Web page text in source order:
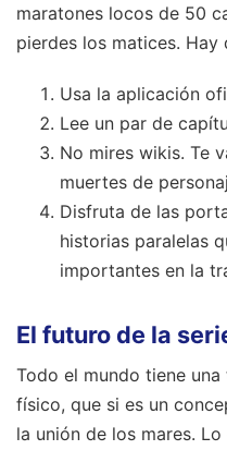
maratones locos de 50
pierdes los matices. Hay
Usa la aplicación
Lee un par de
No mires wikis. Te
muertes de
Disfruta de las
historias paralelas
importantes en la
El futuro de la
Todo el mundo tiene
físico, que si es un
la unión de los mares.